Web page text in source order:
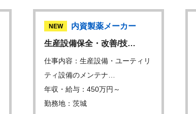
NEW
内資製薬メーカー
生産設備保全・改善/技…
仕事内容：生産設備・ユーティリ
ティ設備のメンテナ…
年収・給与：450万円～
勤務地：茨城